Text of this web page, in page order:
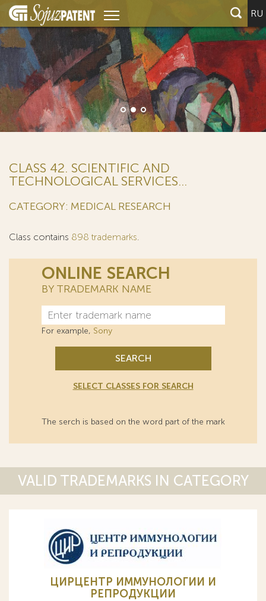
RU
CLASS 42. SCIENTIFIC AND
TECHNOLOGICAL SERVICES...
CATEGORY: MEDICAL RESEARCH
Class contains 898 trademarks.
ONLINE SEARCH
BY TRADEMARK NAME
For example, Sony
SEARCH
SELECT CLASSES FOR SEARCH
The serch is based on the word part of the mark
VALID TRADEMARKS IN CATEGORY
ЦИРЦЕНТР ИММУНОЛОГИИ И
РЕПРОДУКЦИИ